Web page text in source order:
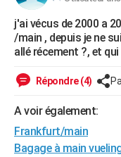
AUTO
Essais
Réserver un essai
Citadines
Berlines
SUV
Forum auto
+HIGH-TECH
Mobiles
Meilleur smartphone
Internet
Ordinateurs
Jeux vidéo
Guide high-tech
+
Forum
Aménagement intérieur
Extérieur
Cuisine
Salle de bains
Jardinage
Rangement
WEEK-END
Guides de France
Escapades
Patrimoine
Expositions
Musées
Week-end nature
+LIFESTYLE
Art de vivre
Bien-être
Loisirs
Mode
Modes de vie
SANTE
j'ai vécus de 2000 a
/main , depuis je ne
allé récement ?, et
Répondre (4)
A voir également:
Frankfurt/main
Bagage à main